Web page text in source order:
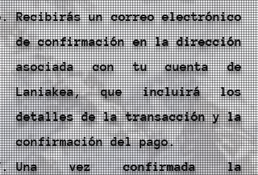
Recibirás un correo electrónico
de confirmación en la dirección
asociada con tu cuenta de
Laniakea, que incluirá los
detalles de la transacción y la
confirmación del pago.
Una vez confirmada la